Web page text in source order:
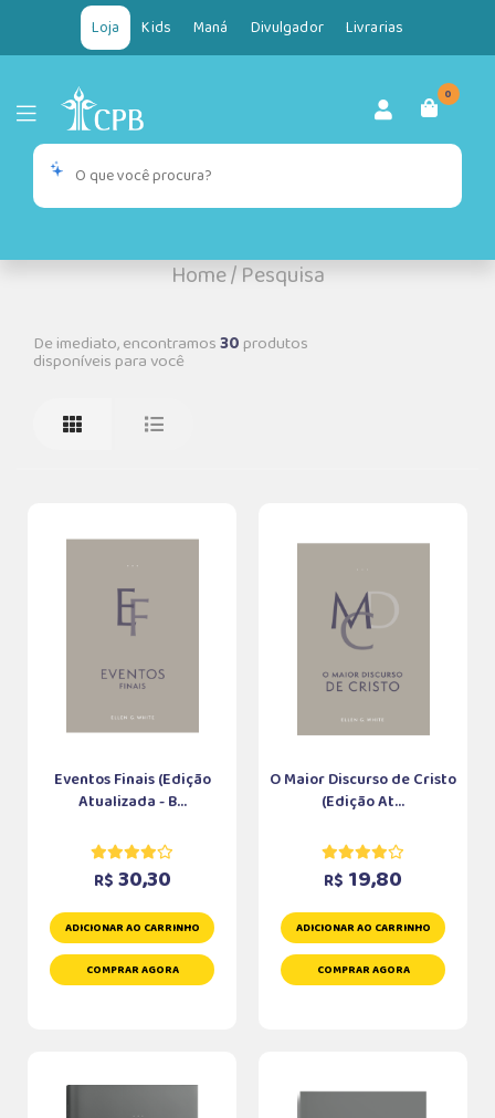
Loja Kids Maná Divulgador Livrarias
0
Home/Pesquisa
De imediato, encontramos30produtos
disponíveis para você
Eventos Finais (Edição
Atualizada - B...
R$ 30,30
ADICIONAR AO CARRINHO
COMPRAR AGORA
O Maior Discurso de Cristo
(Edição At...
R$ 19,80
ADICIONAR AO CARRINHO
COMPRAR AGORA